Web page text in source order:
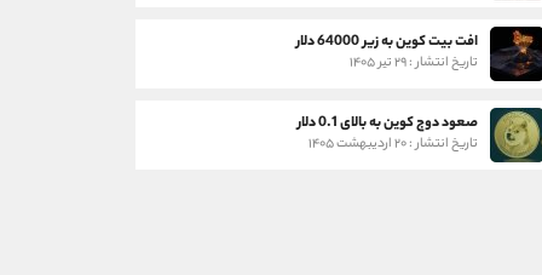
افت بیت کوین به زیر 64000 دلار
تاریخ انتشار : ۲۹ تیر ۱۴۰۵
صعود دوج کوین به بالای 0.1 دلار
تاریخ انتشار : ۲۰ اردیبهشت ۱۴۰۵